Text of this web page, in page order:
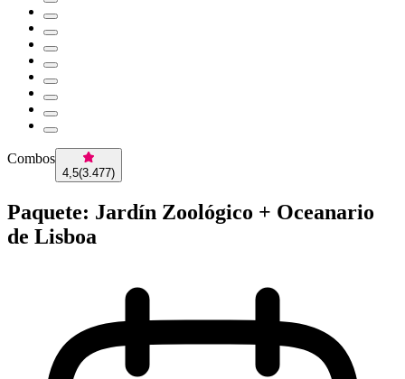
Combos
4,5(3.477)
Paquete: Jardín Zoológico + Oceanario
de Lisboa